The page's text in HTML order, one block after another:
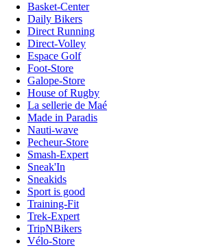
Basket-Center
Daily Bikers
Direct Running
Direct-Volley
Espace Golf
Foot-Store
Galope-Store
House of Rugby
La sellerie de Maé
Made in Paradis
Nauti-wave
Pecheur-Store
Smash-Expert
Sneak'In
Sneakids
Sport is good
Training-Fit
Trek-Expert
TripNBikers
Vélo-Store